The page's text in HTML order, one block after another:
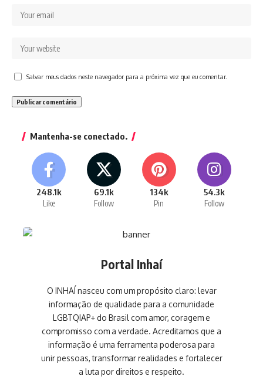
Salvar meus dados neste navegador para a próxima vez que eu comentar.
Mantenha-se conectado.
248.1k
Like
69.1k
Follow
134k
Pin
54.3k
Follow
Portal Inhaí
O INHAÍ nasceu com um propósito claro: levar
informação de qualidade para a comunidade
LGBTQIAP+ do Brasil com amor, coragem e
compromisso com a verdade. Acreditamos que a
informação é uma ferramenta poderosa para
unir pessoas, transformar realidades e fortalecer
a luta por direitos e respeito.